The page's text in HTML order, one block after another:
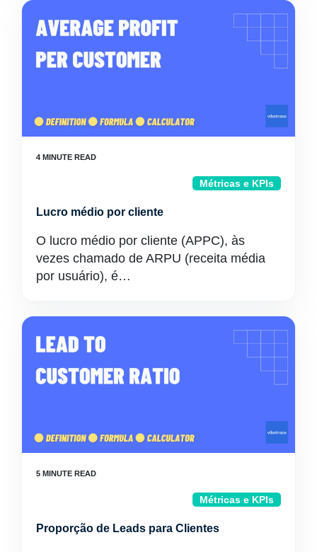
Métricas e KPIs
Lucro médio por cliente
O lucro médio por cliente (APPC), às
vezes chamado de ARPU (receita média
por usuário), é…
Métricas e KPIs
Proporção de Leads para Clientes